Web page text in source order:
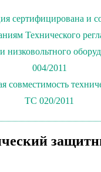
сертифицирована и
Технического
низковольтного
004/2011
совместимость
ТС 020/2011